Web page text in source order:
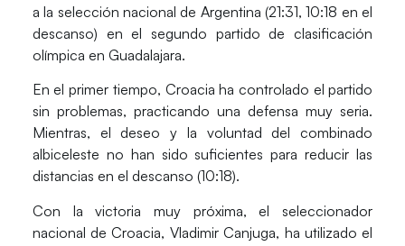
a la selección nacional de Argentina (21:31, 10:18 en el
descanso) en el segundo partido de clasificación
olímpica en Guadalajara.
En el primer tiempo, Croacia ha controlado el partido
sin problemas, practicando una defensa muy seria.
Mientras, el deseo y la voluntad del combinado
albiceleste no han sido suficientes para reducir las
distancias en el descanso (10:18).
Con la victoria muy próxima, el seleccionador
nacional de Croacia, Vladimir Canjuga, ha utilizado el